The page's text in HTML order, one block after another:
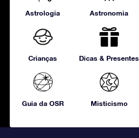
Astrologia Astronomia
Crianças Dicas & Presentes
Guia da OSR Misticismo